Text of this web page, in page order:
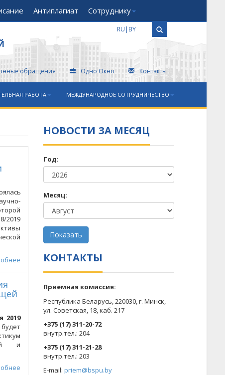
Антиплагиат Сотруднику
RU | BY
обращения Одно Окно Контакты
МЕЖДУНАРОДНОЕ СОТРУДНИЧЕСТВО
РАБОТА
2019
2019
и
НОВОСТИ ЗА МЕСЯЦ
Год:
Месяц:
КОНТАКТЫ
Приемная комиссия:
Республика Беларусь, 220030, г. Минск,
ул. Советская, 18, каб. 217
+375 (17) 311-20-72
​внутр.тел.: 204
+375 (17) 311-21-28
​внутр.тел.: 203
E-mail:priem@bspu.by